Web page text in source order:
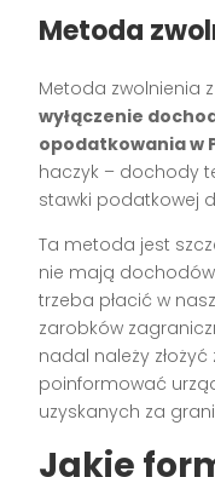
Metoda
Metoda zwolnienia
wyłączenie
opodatkowania w
haczyk – dochody
stawki podatkowej
Ta metoda jest
nie mają
trzeba płacić w
zarobków
nadal należy
poinformować
uzyskanych za
Jakie